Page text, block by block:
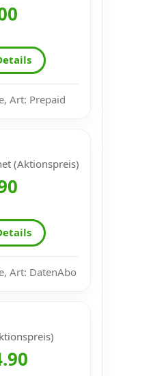
Art: Prepaid
(Aktionspreis)
Art: DatenAbo